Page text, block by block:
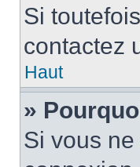
Si
contactez
Haut
»
Si vous